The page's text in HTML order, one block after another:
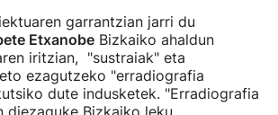
garrantzian jarri du
Etxanobe Bizkaiko ahaldun
iritzian, "sustraiak" eta
ezagutzeko "erradiografia
dute indusketek. "Erradiografia
diezaguke Bizkaiko leku